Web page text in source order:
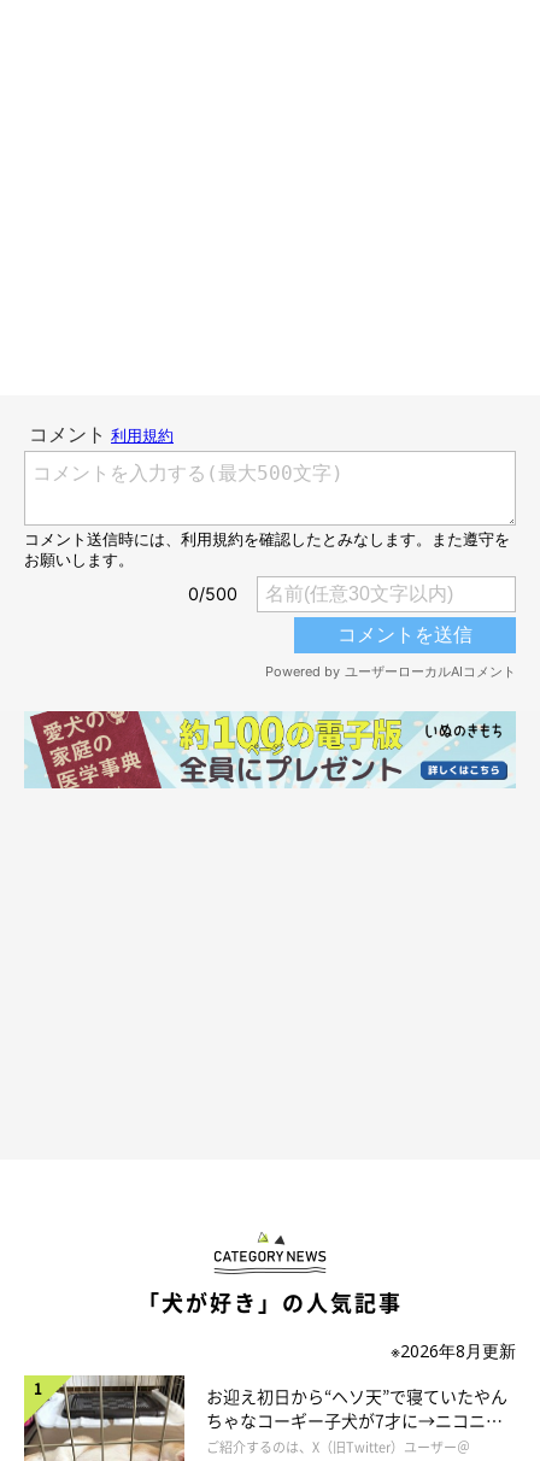
ココちゃんはどうやら、コロくんの席が欲しいようです。そこ
で、じーっとにらみをきかせて「無言の圧」をかけてみると…
コロくんは気まずくなったのか、ココちゃんの静かなる圧に負け
「犬が好き」の人気記事
※2026年8月更新
お迎え初日から“ヘソ天”で寝ていたやん
ちゃなコーギー子犬が7才に→ニコニ
コ“コーギースマイル”が魅力のコに成
ご紹介するのは、X（旧Twitter）ユーザー＠